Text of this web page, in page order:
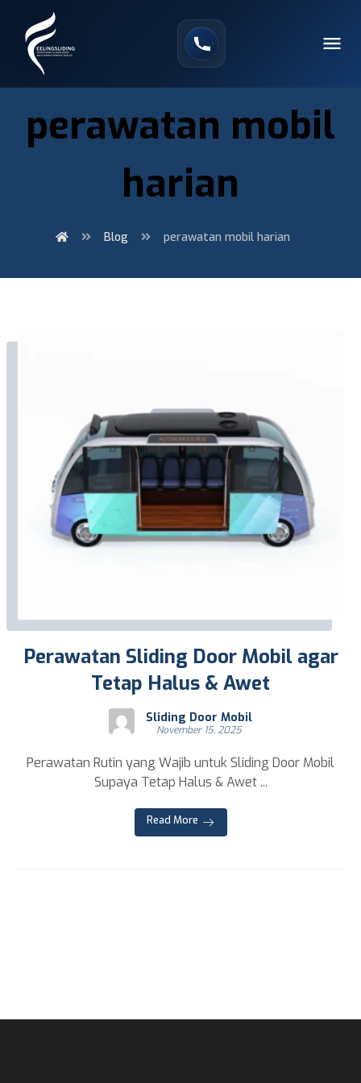
perawatan mobil
harian
Blog perawatan mobil harian
Perawatan Sliding Door Mobil agar
Tetap Halus & Awet
Sliding Door Mobil
November 15, 2025
Perawatan Rutin yang Wajib untuk Sliding Door Mobil
Supaya Tetap Halus & Awet ...
Read More